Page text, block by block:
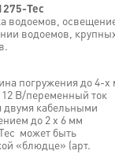
Tec
водоемов,
водоемов,
погружения до 4-х
В/переменный ток
двумя кабельными
до 2 х 6 мм
может быть
«блюдце» (арт.